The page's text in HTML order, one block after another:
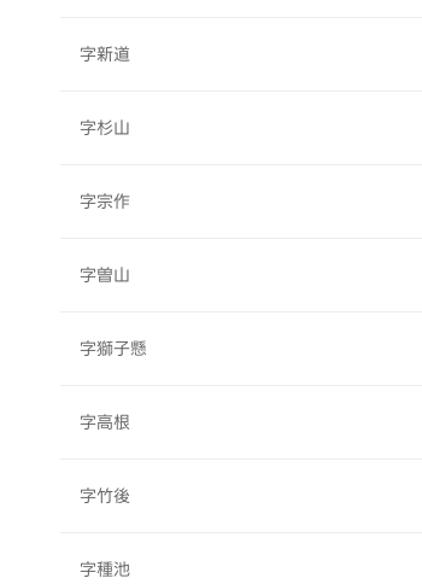
字新道
字杉山
字宗作
字曽山
字獅子懸
字高根
字竹後
字種池